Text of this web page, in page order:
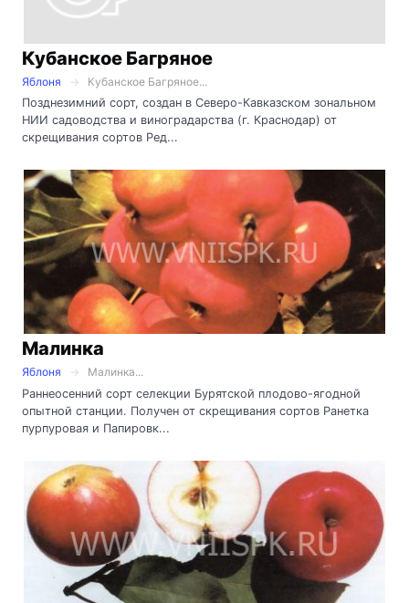
Кубанское Багряное
Яблоня
Кубанское Багряное...
Позднезимний сорт, создан в Северо-Кавказском зональном
НИИ садоводства и виноградарства (г. Краснодар) от
скрещивания сортов Ред...
Малинка
Яблоня
Малинка...
Раннеосенний сорт селекции Бурятской плодово-ягодной
опытной станции. Получен от скрещивания сортов Ранетка
пурпуровая и Папировк...